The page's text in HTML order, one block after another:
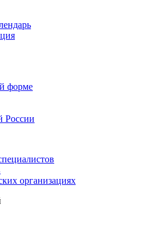
форме
России
организациях